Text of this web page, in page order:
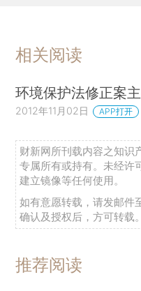
相关阅读
环境保护法修正案
2012年11月02日 APP打开
财新网所刊载内容之知识
专属所有或持有。未经许
建立镜像等任何使用。
如有意愿转载，请发邮件
确认及授权后，方可转载。
推荐阅读